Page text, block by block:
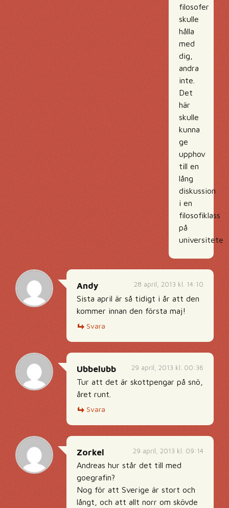
filosofer
skulle
hålla
med
dig,
andra
inte.
Det
här
skulle
kunna
ge
upphov
till en
lång
diskussion
i en
filosofiklass
på
universitetet.
28 april, 2013 kl. 14:10
Andy
Sista april är så tidigt i år att den
kommer innan den första maj!
Svara
29 april, 2013 kl. 00:36
Ubbelubb
Tur att det är skottpengar på snö,
året runt.
Svara
29 april, 2013 kl. 09:14
Zorkel
Andreas hur står det till med
goegrafin?
Nog för att Sverige är stort och
långt, och att allt norr om skövde